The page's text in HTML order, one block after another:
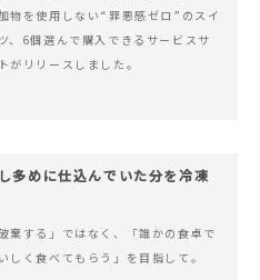
物を使用しない“罪悪感ゼロ”のスイ
、6個選んで購入できるサービスサ
がリリースしました。
多めに仕込んでいた分を冷凍
破棄する」ではなく、「誰かの食卓で
しく食べてもらう」を目指して。